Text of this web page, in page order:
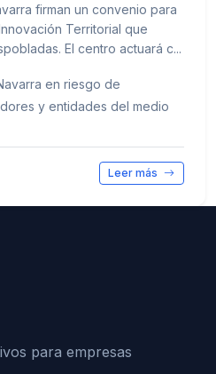
firman un convenio para
Territorial que
El centro actuará c...
en riesgo de
y entidades del medio
Leer más
para empresas